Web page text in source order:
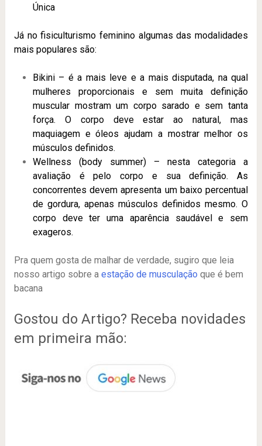
Única
Já no fisiculturismo feminino algumas das modalidades
mais populares são:
Bikini – é a mais leve e a mais disputada, na qual
mulheres proporcionais e sem muita definição
muscular mostram um corpo sarado e sem tanta
força. O corpo deve estar ao natural, mas
maquiagem e óleos ajudam a mostrar melhor os
músculos definidos.
Wellness (body summer) – nesta categoria a
avaliação é pelo corpo e sua definição. As
concorrentes devem apresenta um baixo percentual
de gordura, apenas músculos definidos mesmo. O
corpo deve ter uma aparência saudável e sem
exageros.
Pra quem gosta de malhar de verdade, sugiro que leia
nosso artigo sobre a estação de musculação que é bem
bacana
Gostou do Artigo? Receba novidades
em primeira mão: